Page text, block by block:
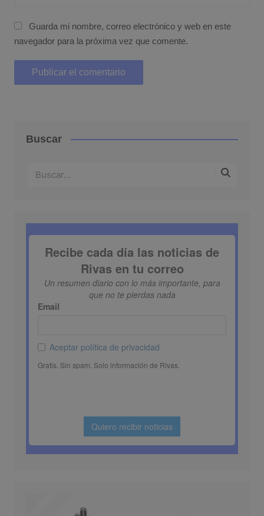
Guarda mi nombre, correo electrónico y web en este
navegador para la próxima vez que comente.
Buscar